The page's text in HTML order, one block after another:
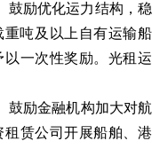
鼓励优化运力结构，稳
重吨及以上自有运输船
一次性奖励。光租运
鼓励金融机构加大对航
赁公司开展船舶、港